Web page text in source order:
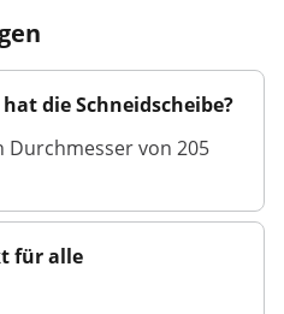
die Schneidscheibe?
Durchmesser von 205
für alle